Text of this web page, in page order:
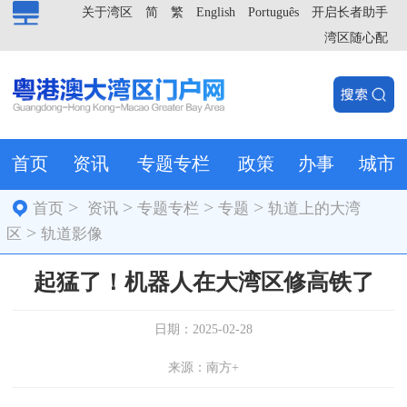
开启长者助手
Português
English
繁
简
关于湾区
湾区随心配
首页 资讯 专题专栏 政策 办事 城市
首页 > 资讯 >专题专栏 >专题 >轨道上的大湾
区 > 轨道影像
起猛了！机器人在大湾区修高铁了
日期：2025-02-28
来源：南方+